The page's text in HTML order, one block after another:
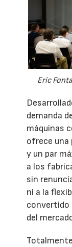
Eric
demanda
máquinas
ofrece una
y un par
a los
sin
ni a la
convertido
del